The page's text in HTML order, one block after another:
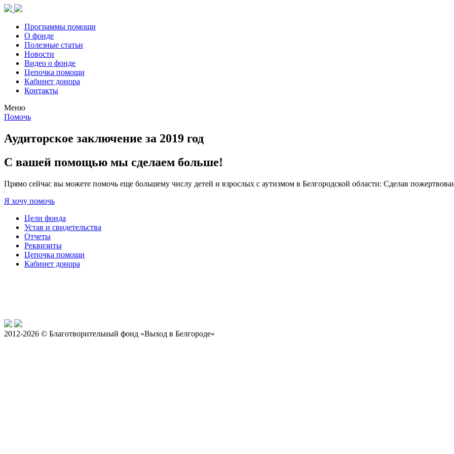
Программы помощи
О фонде
Полезные статьи
Новости
Видео о фонде
Цепочка помощи
Кабинет донора
Контакты
Меню
Помочь
Аудиторское заключение за 2019 год
С вашей помощью мы сделаем больше!
Прямо сейчас вы можете помочь еще большему числу детей и взрослых с аутизмом в Белгородской области: Сделав
Я хочу помочь
Цели фонда
Устав и свидетельства
Отчеты
Реквизиты
Цепочка помощи
Кабинет донора
2012-2026 © Благотворительный фонд «Выход в Белгороде»